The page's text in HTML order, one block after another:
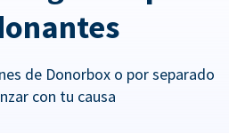
de Donorbox o por separado
con tu causa